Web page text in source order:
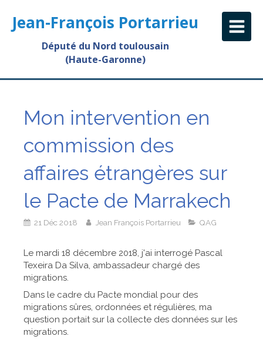
Jean-François Portarrieu
Député du Nord toulousain
(Haute-Garonne)
Mon intervention en
commission des
affaires étrangères sur
le Pacte de Marrakech
21 Déc 2018 Jean François Portarrieu QAG
Le mardi 18 décembre 2018, j'ai interrogé Pascal
Texeira Da Silva, ambassadeur chargé des
migrations.
Dans le cadre du Pacte mondial pour des
migrations sûres, ordonnées et régulières, ma
question portait sur la collecte des données sur les
migrations.